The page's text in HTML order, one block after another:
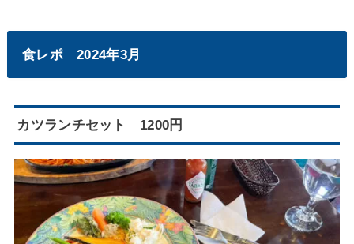
食レポ 2024年3月
カツランチセット 1200円